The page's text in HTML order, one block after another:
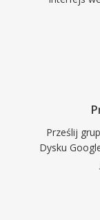
Prześlij
Dysku